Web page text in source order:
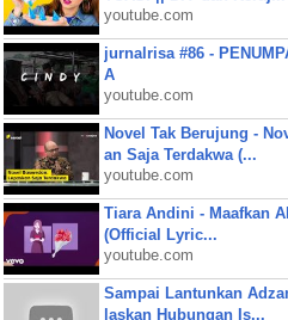
youtube.com
jurnalrisa #86 -
A
youtube.com
Novel Tak Berujung -
an Saja Terdakwa (...
youtube.com
Tiara Andini - Maafkan
(Official Lyric...
youtube.com
Sampai Lantunkan
laskan Hubungan Is...